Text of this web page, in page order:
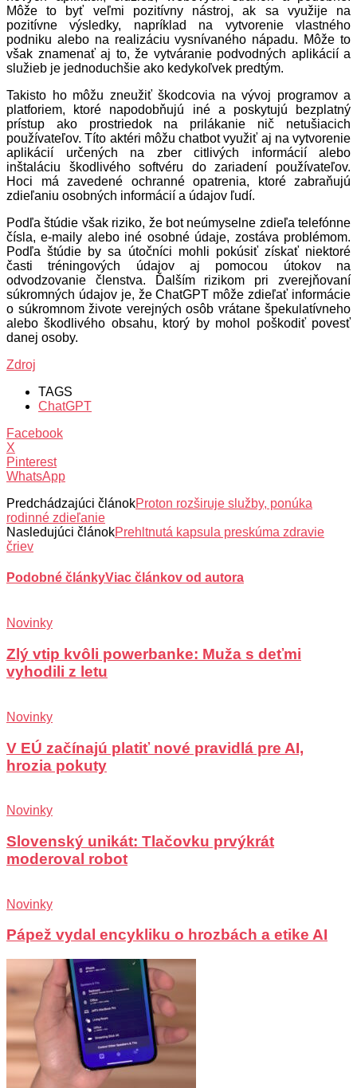
Môže to byť veľmi pozitívny nástroj, ak sa využije na
pozitívne výsledky, napríklad na vytvorenie vlastného
podniku alebo na realizáciu vysnívaného nápadu. Môže to
však znamenať aj to, že vytváranie podvodných aplikácií a
služieb je jednoduchšie ako kedykoľvek predtým.
Takisto ho môžu zneužiť škodcovia na vývoj programov a
platforiem, ktoré napodobňujú iné a poskytujú bezplatný
prístup ako prostriedok na prilákanie nič netušiacich
používateľov. Títo aktéri môžu chatbot využiť aj na vytvorenie
aplikácií určených na zber citlivých informácií alebo
inštaláciu škodlivého softvéru do zariadení používateľov.
Hoci má zavedené ochranné opatrenia, ktoré zabraňujú
zdieľaniu osobných informácií a údajov ľudí.
Podľa štúdie však riziko, že bot neúmyselne zdieľa telefónne
čísla, e-maily alebo iné osobné údaje, zostáva problémom.
Podľa štúdie by sa útočníci mohli pokúsiť získať niektoré
časti tréningových údajov aj pomocou útokov na
odvodzovanie členstva. Ďalším rizikom pri zverejňovaní
súkromných údajov je, že ChatGPT môže zdieľať informácie
o súkromnom živote verejných osôb vrátane špekulatívneho
alebo škodlivého obsahu, ktorý by mohol poškodiť povesť
danej osoby.
Zdroj
TAGS
ChatGPT
Facebook
X
Pinterest
WhatsApp
Predchádzajúci článokProton rozširuje služby, ponúka
rodinné zdieľanie
Nasledujúci článokPrehltnutá kapsula preskúma zdravie
čriev
Podobné článkyViac článkov od autora
Novinky
Zlý vtip kvôli powerbanke: Muža s deťmi
vyhodili z letu
Novinky
V EÚ začínajú platiť nové pravidlá pre AI,
hrozia pokuty
Novinky
Slovenský unikát: Tlačovku prvýkrát
moderoval robot
Novinky
Pápež vydal encykliku o hrozbách a etike AI